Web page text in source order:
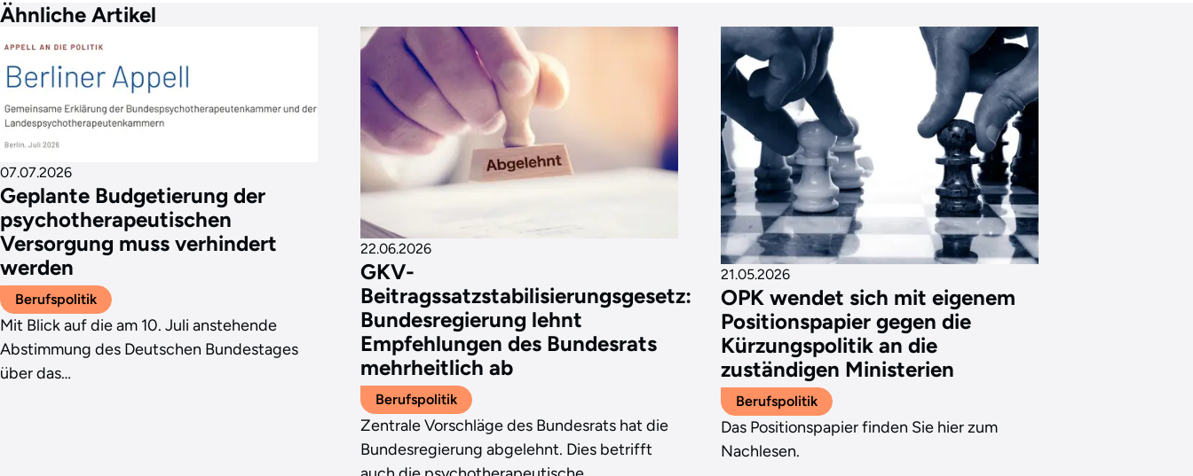
Ähnliche Artikel
Geplante Budgetierung der
psychotherapeutischen
Versorgung muss verhindert
werden
07.07.2026
Berufspolitik
Mit Blick auf die am 10. Juli anstehende
Abstimmung des Deutschen Bundestages
über das…
GKV-
Beitragssatzstabilisierungsgesetz:
Bundesregierung lehnt
Empfehlungen des Bundesrats
mehrheitlich ab
22.06.2026
Berufspolitik
Zentrale Vorschläge des Bundesrats hat die
Bundesregierung abgelehnt. Dies betrifft
OPK wendet sich mit eigenem
Positionspapier gegen die
Kürzungspolitik an die
zuständigen Ministerien
21.05.2026
Berufspolitik
Das Positionspapier finden Sie hier zum
Nachlesen.